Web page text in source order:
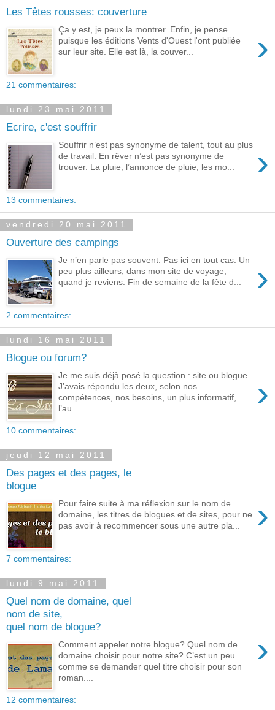
Les Têtes rousses: couverture
›
Ça y est, je peux la montrer. Enfin, je pense
puisque les éditions Vents d'Ouest l'ont publiée
sur leur site. Elle est là, la couver...
21 commentaires:
lundi 23 mai 2011
Ecrire, c'est souffrir
›
Souffrir n’est pas synonyme de talent, tout au plus
de travail. En rêver n’est pas synonyme de
trouver. La pluie, l’annonce de pluie, les mo...
13 commentaires:
vendredi 20 mai 2011
Ouverture des campings
›
Je n’en parle pas souvent. Pas ici en tout cas. Un
peu plus ailleurs, dans mon site de voyage,
quand je reviens. Fin de semaine de la fête d...
2 commentaires:
lundi 16 mai 2011
Blogue ou forum?
›
Je me suis déjà posé la question : site ou blogue.
J’avais répondu les deux, selon nos
compétences, nos besoins, un plus informatif,
l’au...
10 commentaires:
jeudi 12 mai 2011
Des pages et des pages, le
blogue
›
Pour faire suite à ma réflexion sur le nom de
domaine, les titres de blogues et de sites, pour ne
pas avoir à recommencer sous une autre pla...
7 commentaires:
lundi 9 mai 2011
Quel nom de domaine, quel
nom de site,
quel nom de blogue?
›
Comment appeler notre blogue? Quel nom de
domaine choisir pour notre site? C’est un peu
comme se demander quel titre choisir pour son
roman....
12 commentaires: